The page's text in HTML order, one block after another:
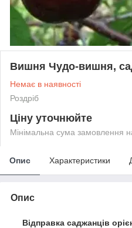
Вишня Чудо-вишня,
Немає в наявності
Роздріб
Ціну уточнюйте
Мінімальна сума замовлення
Опис Характеристики
Опис
Відправка саджанців